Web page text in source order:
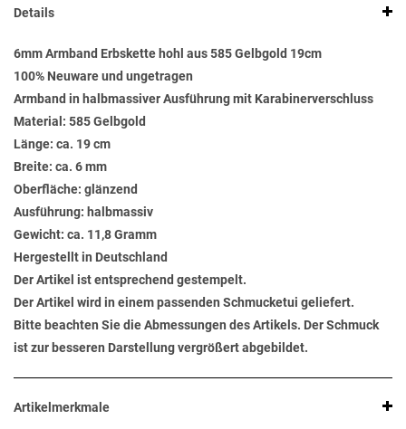
Details
6mm Armband Erbskette hohl aus 585 Gelbgold 19cm
100% Neuware und ungetragen
Armband in halbmassiver Ausführung mit Karabinerverschluss
Material: 585 Gelbgold
Länge: ca. 19 cm
Breite: ca. 6 mm
Oberfläche: glänzend
Ausführung: halbmassiv
Gewicht: ca. 11,8 Gramm
Hergestellt in Deutschland
Der Artikel ist entsprechend gestempelt.
Der Artikel wird in einem passenden Schmucketui geliefert.
Bitte beachten Sie die Abmessungen des Artikels. Der Schmuck
ist zur besseren Darstellung vergrößert abgebildet.
Artikelmerkmale